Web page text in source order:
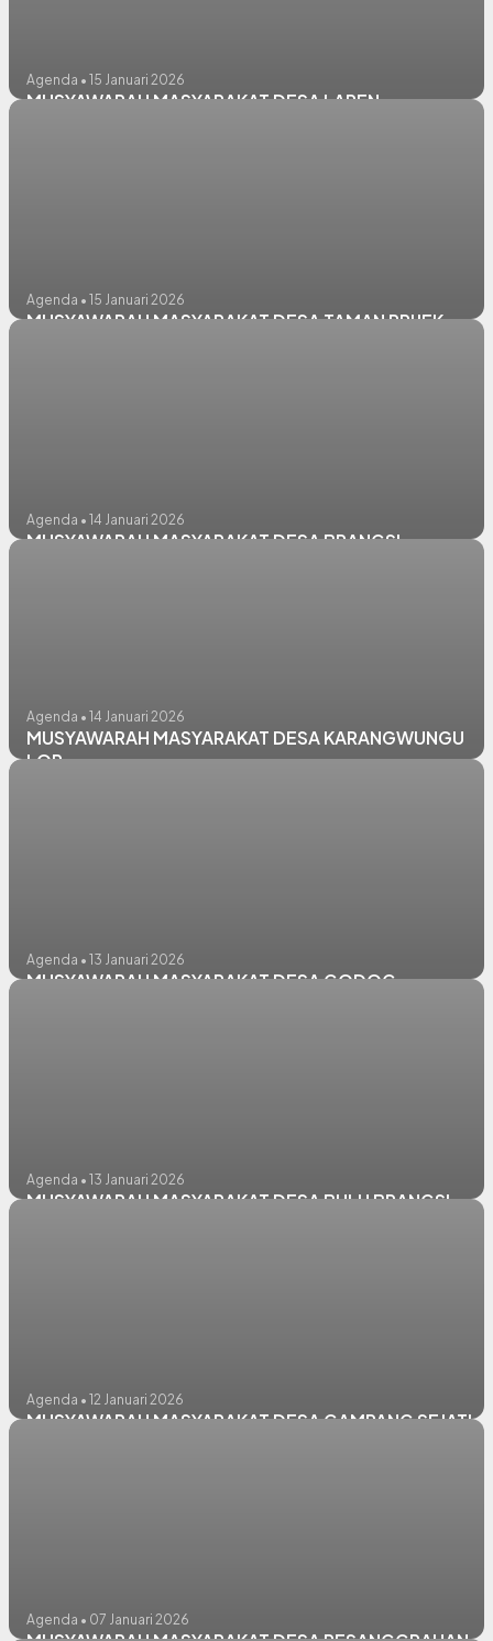
Agenda • 15 Januari 2026
MUSYAWARAH MASYARAKAT DESA LAREN
Agenda • 15 Januari 2026
MUSYAWARAH MASYARAKAT DESA TAMAN PRIJEK
Agenda • 14 Januari 2026
MUSYAWARAH MASYARAKAT DESA BRANGSI
Agenda • 14 Januari 2026
MUSYAWARAH MASYARAKAT DESA KARANGWUNGU
LOR
Agenda • 13 Januari 2026
MUSYAWARAH MASYARAKAT DESA GODOG
Agenda • 13 Januari 2026
MUSYAWARAH MASYARAKAT DESA BULU BRANGSI
Agenda • 12 Januari 2026
MUSYAWARAH MASYARAKAT DESA GAMPANG SEJATI
Agenda • 07 Januari 2026